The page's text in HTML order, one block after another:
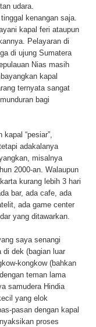
udara.
kenangan saja.
kapal feri ataupun
Pelayaran di
di ujung Sumatera
Nias masih
kapal
ternyata sangat
bagi
“pesiar”,
adakalanya
misalnya
2000-an. Walaupun
kurang lebih 3 hari
bar, ada cafe, ada
ada game center
yang ditawarkan.
saya senangi
di dek (bagian luar
kongkow (bahkan
teman lama
samudera Hindia
yang elok
pasan dengan kapal
proses